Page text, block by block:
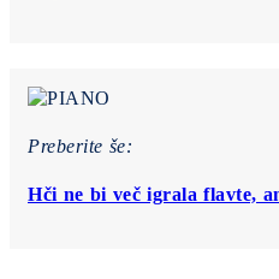
Preberite še:
Hči ne bi več igrala flavte,